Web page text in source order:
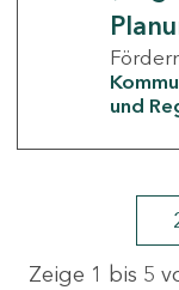
und
Zeige 1 bis 5